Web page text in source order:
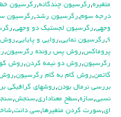
متغيره,رگرسيون چندگانه,رگرسيون
درجه سوم,رگرسيون رشد,رگرسيون
وجهي,رگرسيون لجستيك دو وجهي,
s
,رگرسيون نمايي,روايي و پايايي,روش
پروماكس,روش پس رونده رگرسيون,
رگرسيون,روش دو نيمه كردن,روش
گاتمن,روش گام به گام رگرسيون,روش
بررسي نرمال بودن,روشهاي گرافيكي
نسبي,سازه,سطح معناداري,سنجش,
اي,سورت كردن متغيرها,سي دانت,